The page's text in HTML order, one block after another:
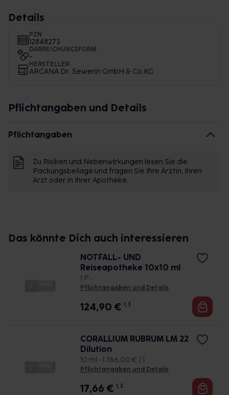
Details
PZN
12848273
DARREICHUNGSFORM
-
HERSTELLER
ARCANA Dr. Sewerin GmbH & Co.KG
Pflichtangaben und Details
Pflichtangaben
Zu Risiken und Nebenwirkungen lesen Sie die
Packungsbeilage und fragen Sie Ihre Ärztin, Ihren
Arzt oder in Ihrer Apotheke.
Das könnte Dich auch interessieren
NOTFALL- UND
Reiseapotheke 10x10 ml
1 P •
Pflichtangaben und Details
124,90 € 1, 3
CORALLIUM RUBRUM LM 22
Dilution
10 ml • 1.766,00 € / l
Pflichtangaben und Details
17,66 € 1, 3